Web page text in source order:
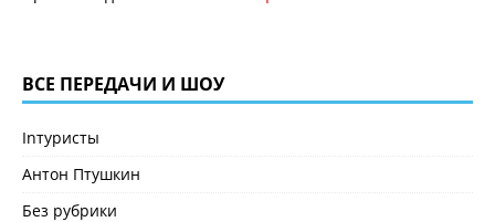
ВСЕ ПЕРЕДАЧИ И ШОУ
Inтуристы
Антон Птушкин
Без рубрики